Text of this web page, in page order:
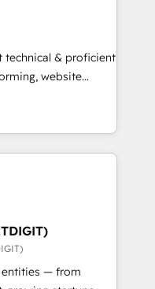
executed over a
analysis,
Leveraging
on
leads.
technical & proficient
website
in multi-hub
& enterprise
Expertise Impact
🏆2019
🏆2019
Impact Award 🏆
Award 🏆2017
entities — from